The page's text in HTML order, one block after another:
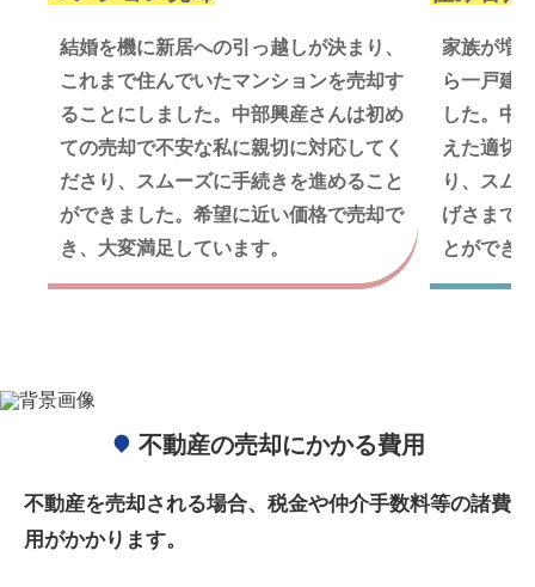
結婚を機に新居への引っ越しが決まり、
これまで住んでいたマンションを売却す
ることにしました。中部興産さんは初め
ての売却で不安な私に親切に対応してく
ださり、スムーズに手続きを進めること
ができました。希望に近い価格で売却で
き、大変満足しています。
家族が増
ら一戸建
した。中
えた適切
り、スム
げさまで
とができ
不動産の売却にかかる費用
不動産を売却される場合、税金や仲介手数料等の諸費
用がかかります。